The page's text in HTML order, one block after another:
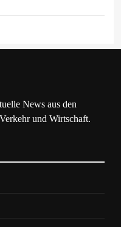
News aus den
und Wirtschaft.